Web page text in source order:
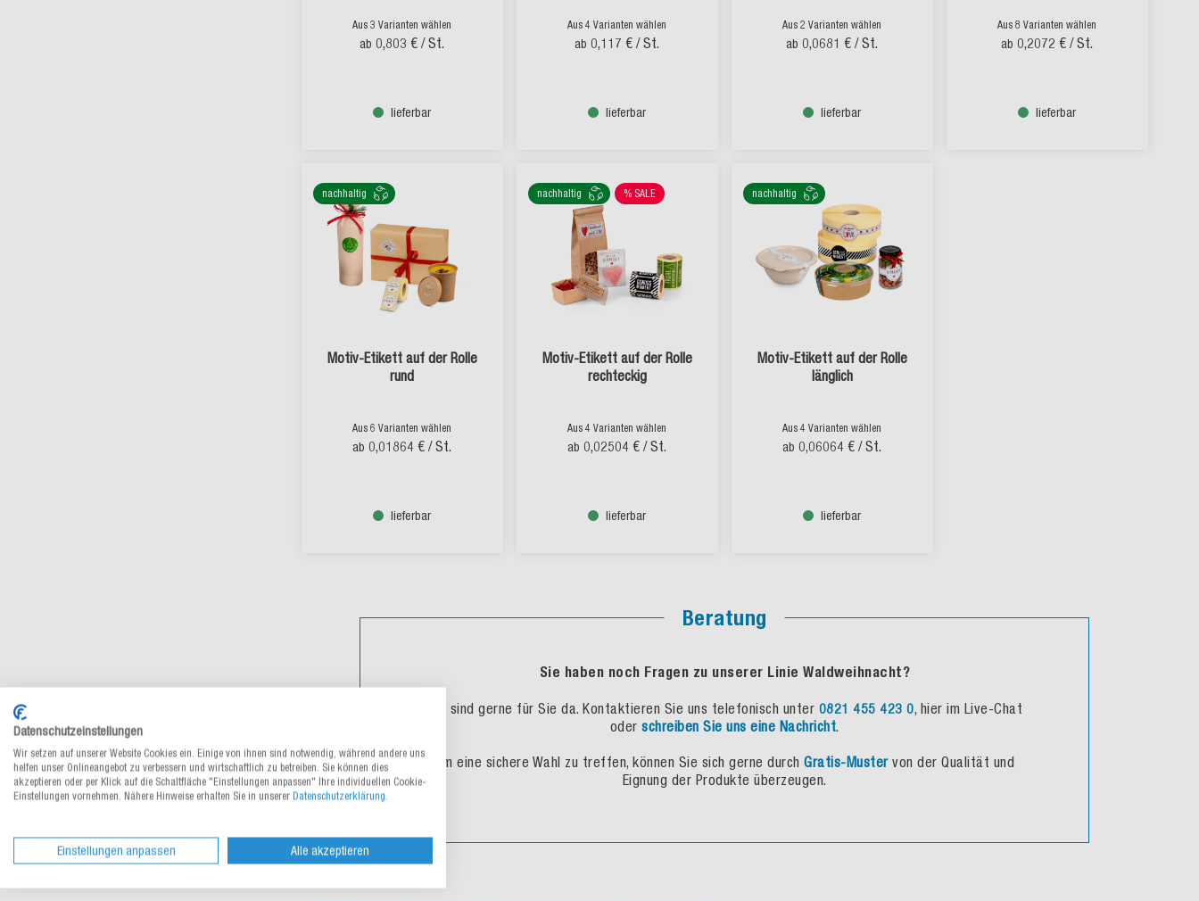
Aus 3 Varianten wählen
ab 0,803 € / St.
lieferbar
Aus 4 Varianten wählen
ab 0,117 € / St.
lieferbar
Aus 2 Varianten wählen
ab 0,0681 € / St.
lieferbar
Aus 8 Varianten wählen
ab 0,2072 € / St.
lieferbar
nachhaltig
Motiv-Etikett auf der Rolle
rund
Aus 6 Varianten wählen
ab 0,01864 € / St.
lieferbar
nachhaltig % SALE
Motiv-Etikett auf der Rolle
rechteckig
Aus 4 Varianten wählen
ab 0,02504 € / St.
lieferbar
nachhaltig
Motiv-Etikett auf der Rolle
länglich
Aus 4 Varianten wählen
ab 0,06064 € / St.
lieferbar
Beratung
Sie haben noch Fragen zu unserer Linie Waldweihnacht?
Wir sind gerne für Sie da. Kontaktieren Sie uns telefonisch unter 0821 455 423 0, hier im Live-Chat
oderschreiben Sie uns eine Nachricht.
Um eine sichere Wahl zu treffen, können Sie sich gerne durchGratis-Mustervon der Qualität und
Eignung der Produkte überzeugen.
Datenschutzeinstellungen
Wir setzen auf unserer Website Cookies ein. Einige von ihnen sind notwendig, während andere uns
helfen unser Onlineangebot zu verbessern und wirtschaftlich zu betreiben. Sie können dies
akzeptieren oder per Klick auf die Schaltfläche "Einstellungen anpassen" Ihre individuellen Cookie-
Einstellungen vornehmen. Nähere Hinweise erhalten Sie in unserer Datenschutzerklärung.
Einstellungen anpassen Alle akzeptieren